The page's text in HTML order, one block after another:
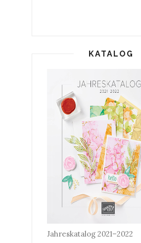
KATALOG
Jahreskatalog 2021–2022